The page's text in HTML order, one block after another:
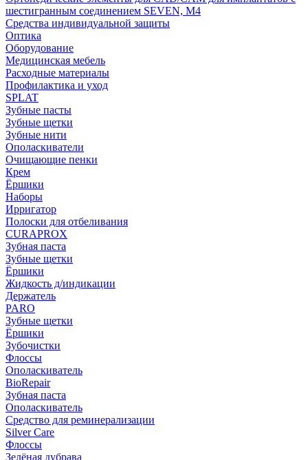
шестигранным соединением SEVEN, М4
Средства индивидуальной защиты
Оптика
Оборудование
Медицинская мебель
Расходные материалы
Профилактика и уход
SPLAT
Зубные пасты
Зубные щетки
Зубные нити
Ополаскиватели
Очищающие пенки
Крем
Ёршики
Наборы
Ирригатор
Полоски для отбеливания
CURAPROX
Зубная паста
Зубные щетки
Ёршики
Жидкость д/индикации
Держатель
PARO
Зубные щетки
Ёршики
Зубочистки
Флоссы
Ополаскиватель
BioRepair
Зубная паста
Ополаскиватель
Средство для реминерализации
Silver Care
Флоссы
Зелёная дубрава